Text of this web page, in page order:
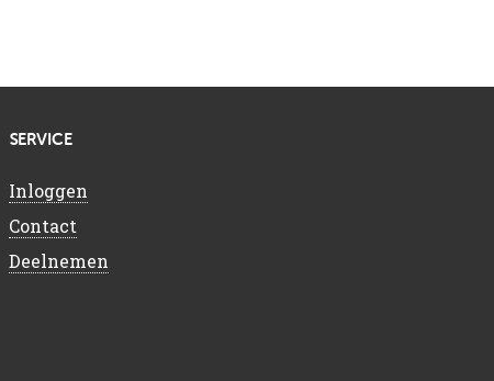
SERVICE
Inloggen
Contact
Deelnemen